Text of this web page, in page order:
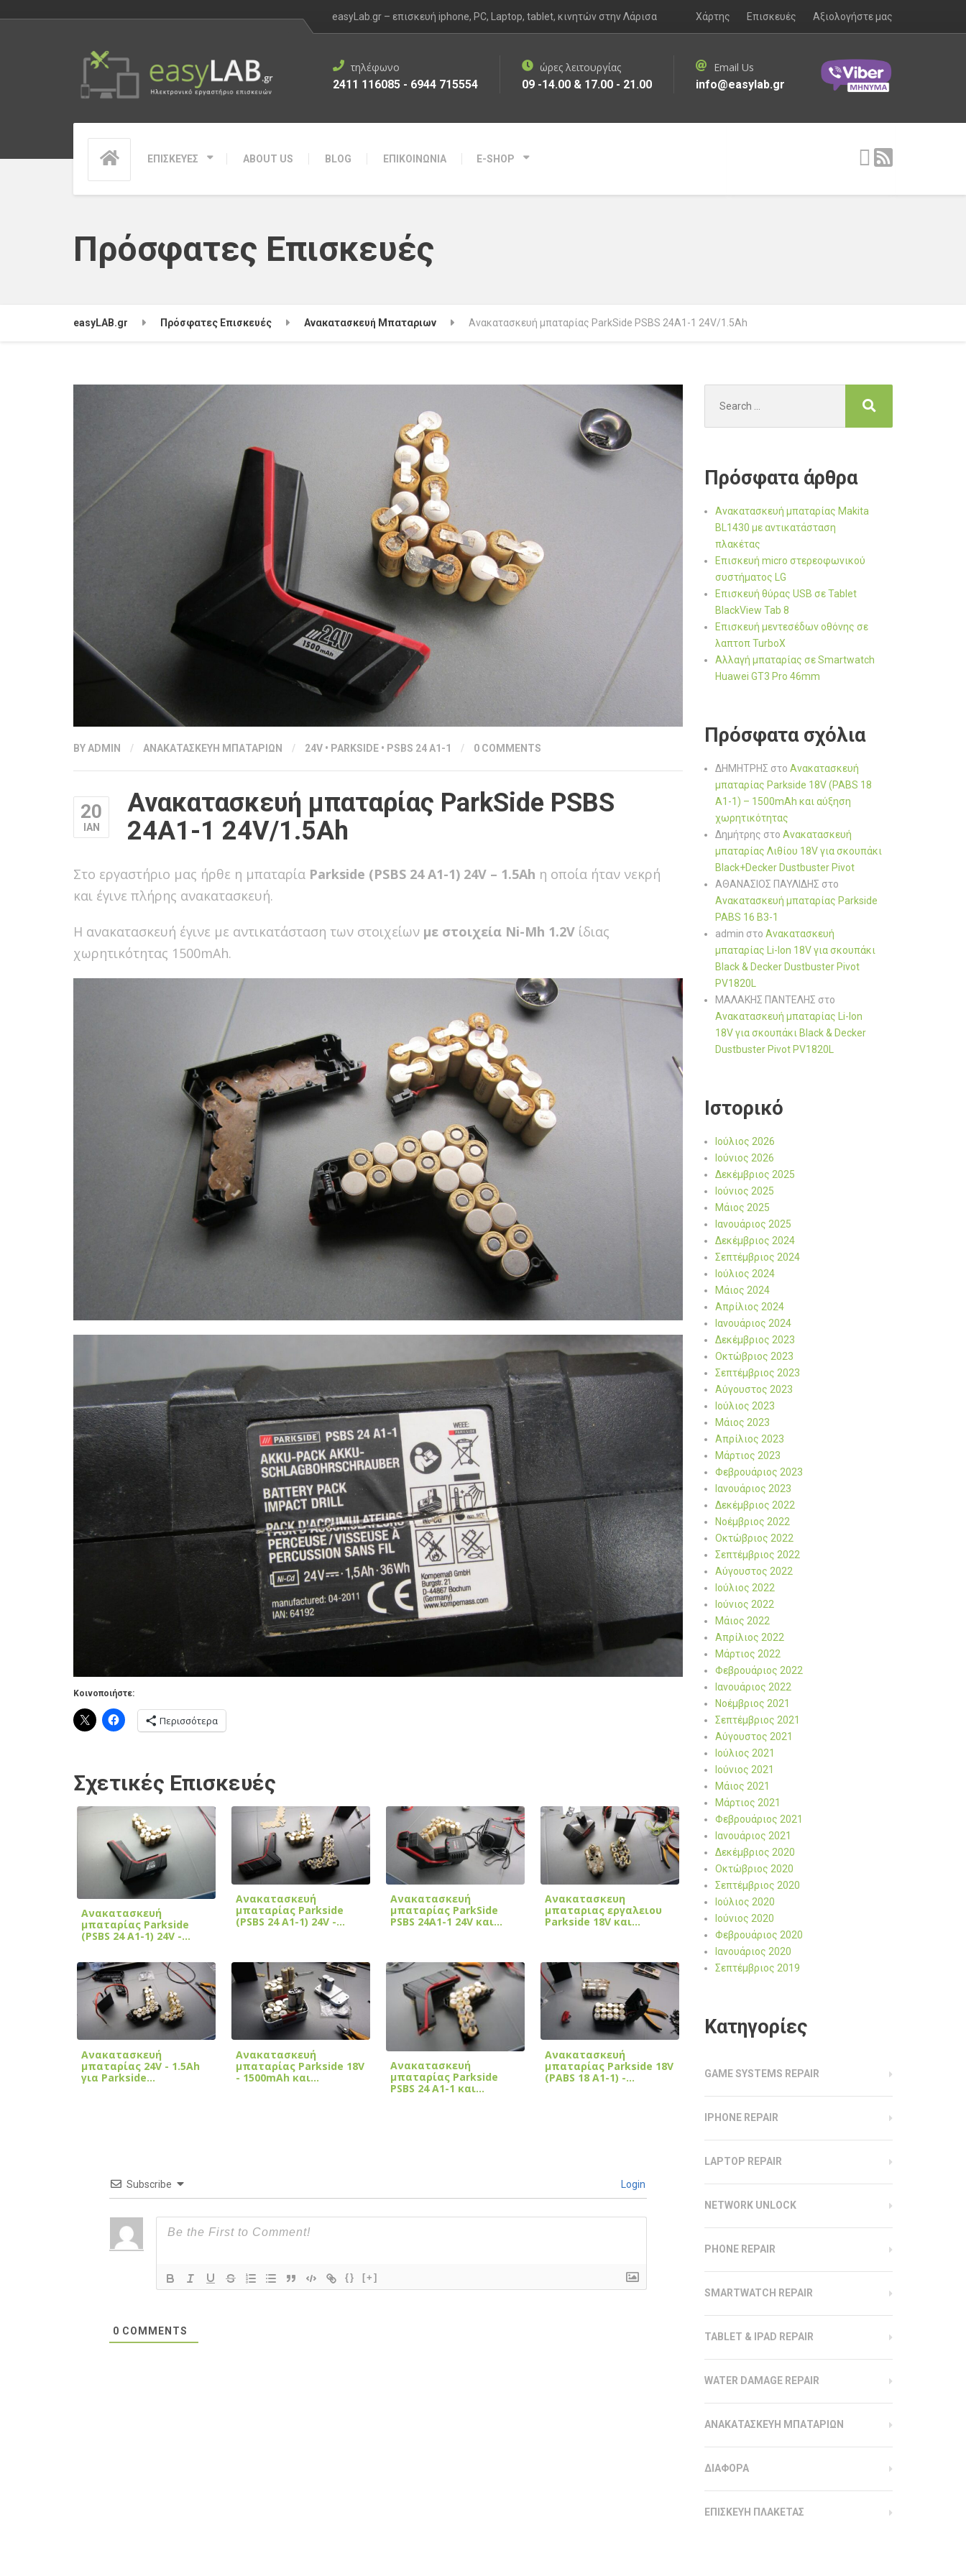
easyLab.gr – επισκευή iphone, PC, Laptop, tablet, κινητών στην Λάρισα Χάρτης Επισκευές Αξιολογήστε μας
ΕΠΙΣΚΕΥΕΣ ABOUT US BLOG ΕΠΙΚΟΙΝΩΝΙΑ E-SHOP
τηλέφωνο
2411 116085 - 6944 715554
ώρες λειτουργίας
09 -14.00 & 17.00 - 21.00
Email Us
info@easylab.gr
Πρόσφατες Επισκευές
easyLAB.gr Πρόσφατες Επισκευές Ανακατασκευή Μπαταριων Ανακατασκευή μπαταρίας ParkSide PSBS 24A1-1 24V/1.5Ah
BYADMIN / ΑΝΑΚΑΤΑΣΚΕΥΗ ΜΠΑΤΑΡΙΩΝ / 24V • PARKSIDE • PSBS 24 A1-1 / 0 COMMENTS
20
ΙΑΝ
Ανακατασκευή μπαταρίας ParkSide PSBS
24A1-1 24V/1.5Ah
Στο εργαστήριο μας ήρθε η μπαταρία Parkside (PSBS 24 A1-1) 24V – 1.5Ah η οποία ήταν νεκρή
και έγινε πλήρης ανακατασκευή.
Η ανακατασκευή έγινε με αντικατάσταση των στοιχείων με στοιχεία Ni-Mh 1.2V ίδιας
χωρητικότητας 1500mAh.
Κοινοποιήστε:
Περισσότερα
Σχετικές Επισκευές
Ανακατασκευή
μπαταρίας Parkside
(PSBS 24 A1-1) 24V -…
Ανακατασκευή
μπαταρίας Parkside
(PSBS 24 A1-1) 24V -…
Ανακατασκευή
μπαταρίας ParkSide
PSBS 24A1-1 24V και…
Ανακατασκευη
μπαταριας εργαλειου
Parkside 18V και…
Ανακατασκευή
μπαταρίας 24V - 1.5Ah
για Parkside…
Ανακατασκευή
μπαταρίας Parkside 18V
- 1500mAh και…
Ανακατασκευή
μπαταρίας Parkside
PSBS 24 A1-1 και…
Ανακατασκευή
μπαταρίας Parkside 18V
(PABS 18 A1-1) -…
Subscribe Login
{} [+]
0 COMMENTS
for:
Πρόσφατα άρθρα
Ανακατασκευή μπαταρίας Makita
BL1430 με αντικατάσταση
πλακέτας
Επισκευή micro στερεοφωνικού
συστήματος LG
Επισκευή θύρας USB σε Tablet
BlackView Tab 8
Επισκευή μεντεσέδων οθόνης σε
λαπτοπ TurboX
Αλλαγή μπαταρίας σε Smartwatch
Huawei GT3 Pro 46mm
Πρόσφατα σχόλια
ΔΗΜΗΤΡΗΣ στο Ανακατασκευή
μπαταρίας Parkside 18V (PABS 18
A1-1) – 1500mAh και αύξηση
χωρητικότητας
Δημήτρης στο Ανακατασκευή
μπαταρίας Λιθίου 18V για σκουπάκι
Black+Decker Dustbuster Pivot
ΑΘΑΝΑΣΙΟΣ ΠΑΥΛΙΔΗΣ στο
Ανακατασκευή μπαταρίας Parkside
PABS 16 B3-1
admin στο Ανακατασκευή
μπαταρίας Li-Ion 18V για σκουπάκι
Black & Decker Dustbuster Pivot
PV1820L
ΜΑΛΑΚΗΣ ΠΑΝΤΕΛΗΣ στο
Ανακατασκευή μπαταρίας Li-Ion
18V για σκουπάκι Black & Decker
Dustbuster Pivot PV1820L
Ιστορικό
Ιούλιος 2026
Ιούνιος 2026
Δεκέμβριος 2025
Ιούνιος 2025
Μάιος 2025
Ιανουάριος 2025
Δεκέμβριος 2024
Σεπτέμβριος 2024
Ιούλιος 2024
Μάιος 2024
Απρίλιος 2024
Ιανουάριος 2024
Δεκέμβριος 2023
Οκτώβριος 2023
Σεπτέμβριος 2023
Αύγουστος 2023
Ιούλιος 2023
Μάιος 2023
Απρίλιος 2023
Μάρτιος 2023
Φεβρουάριος 2023
Ιανουάριος 2023
Δεκέμβριος 2022
Νοέμβριος 2022
Οκτώβριος 2022
Σεπτέμβριος 2022
Αύγουστος 2022
Ιούλιος 2022
Ιούνιος 2022
Μάιος 2022
Απρίλιος 2022
Μάρτιος 2022
Φεβρουάριος 2022
Ιανουάριος 2022
Νοέμβριος 2021
Σεπτέμβριος 2021
Αύγουστος 2021
Ιούλιος 2021
Ιούνιος 2021
Μάιος 2021
Μάρτιος 2021
Φεβρουάριος 2021
Ιανουάριος 2021
Δεκέμβριος 2020
Οκτώβριος 2020
Σεπτέμβριος 2020
Ιούλιος 2020
Ιούνιος 2020
Φεβρουάριος 2020
Ιανουάριος 2020
Σεπτέμβριος 2019
Kατηγορίες
GAME SYSTEMS REPAIR
IPHONE REPAIR
LAPTOP REPAIR
NETWORK UNLOCK
PHONE REPAIR
SMARTWATCH REPAIR
TABLET & IPAD REPAIR
WATER DAMAGE REPAIR
ΑΝΑΚΑΤΑΣΚΕΥΗ ΜΠΑΤΑΡΙΩΝ
ΔΙΑΦΟΡΑ
ΕΠΙΣΚΕΥΗ ΠΛΑΚΕΤΑΣ